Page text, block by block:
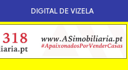
DIGITAL DE VIZELA